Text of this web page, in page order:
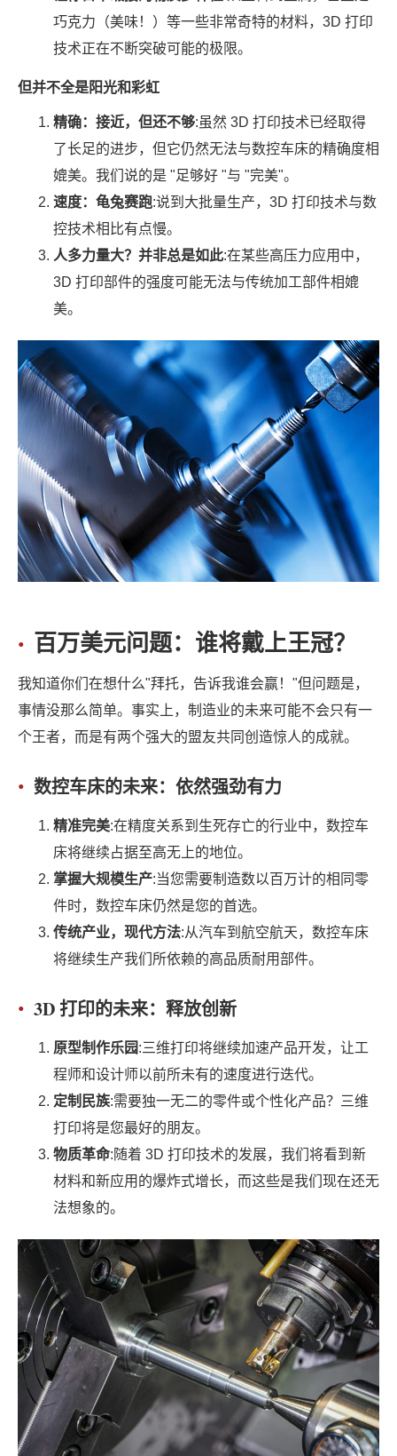
巧克力（美味！）等一些非常奇特的材料，3D 打印
技术正在不断突破可能的极限。
但并不全是阳光和彩虹
精确：接近，但还不够:虽然 3D 打印技术已经取得
了长足的进步，但它仍然无法与数控车床的精确度相
媲美。我们说的是 "足够好 "与 "完美"。
速度：龟兔赛跑:说到大批量生产，3D 打印技术与数
控技术相比有点慢。
人多力量大？并非总是如此:在某些高压力应用中，
3D 打印部件的强度可能无法与传统加工部件相媲
美。
百万美元问题：谁将戴上王冠？
我知道你们在想什么"拜托，告诉我谁会赢！"但问题是，
事情没那么简单。事实上，制造业的未来可能不会只有一
个王者，而是有两个强大的盟友共同创造惊人的成就。
数控车床的未来：依然强劲有力
精准完美:在精度关系到生死存亡的行业中，数控车
床将继续占据至高无上的地位。
掌握大规模生产:当您需要制造数以百万计的相同零
件时，数控车床仍然是您的首选。
传统产业，现代方法:从汽车到航空航天，数控车床
将继续生产我们所依赖的高品质耐用部件。
3D 打印的未来：释放创新
原型制作乐园:三维打印将继续加速产品开发，让工
程师和设计师以前所未有的速度进行迭代。
定制民族:需要独一无二的零件或个性化产品？三维
打印将是您最好的朋友。
物质革命:随着 3D 打印技术的发展，我们将看到新
材料和新应用的爆炸式增长，而这些是我们现在还无
法想象的。